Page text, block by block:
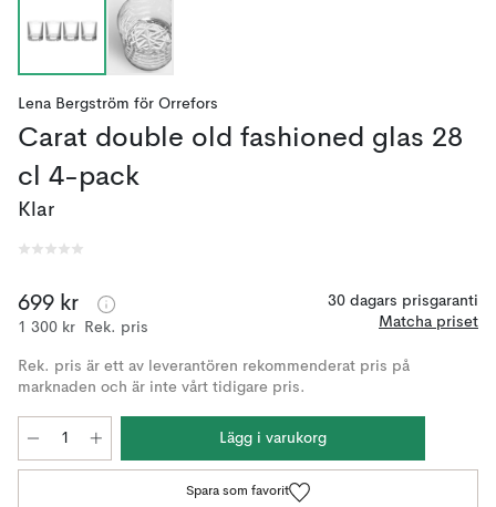
Lena Bergström för Orrefors
Carat double old fashioned glas 28
cl 4-pack
Klar
699 kr
1 300 kr Rek. pris
30 dagars prisgaranti
Matcha priset
Rek. pris är ett av leverantören rekommenderat pris på
marknaden och är inte vårt tidigare pris.
Lägg i varukorg
Spara som favorit